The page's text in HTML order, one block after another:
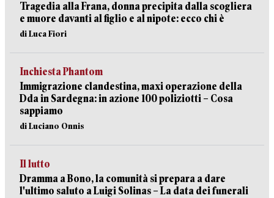
Tragedia alla Frana, donna precipita dalla scogliera
e muore davanti al figlio e al nipote: ecco chi è
di Luca Fiori
Inchiesta Phantom
Immigrazione clandestina, maxi operazione della
Dda in Sardegna: in azione 100 poliziotti – Cosa
sappiamo
di Luciano Onnis
Il lutto
Dramma a Bono, la comunità si prepara a dare
l'ultimo saluto a Luigi Solinas – La data dei funerali